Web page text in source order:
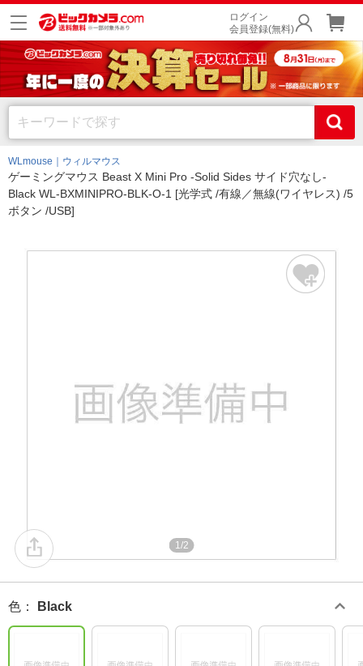
ログイン
会員登録(無料)
WLmouse｜ウィルマウス
ゲーミングマウス Beast X Mini Pro -Solid Sides サイド穴なし-
Black WL-BXMINIPRO-BLK-O-1 [光学式 /有線／無線(ワイヤレス) /5
ボタン /USB]
1/2
色 ： Black